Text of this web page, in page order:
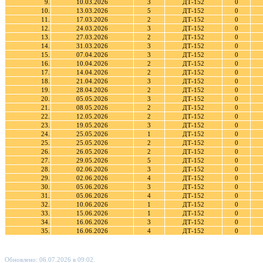
9. 10.03.2026 3 ДТ-152
0
10.
13.03.2026 5 ДТ-152
0
11.
17.03.2026 2 ДТ-152
0
12.
24.03.2026 3 ДТ-152
0
13.
27.03.2026 2 ДТ-152
0
14.
31.03.2026 3 ДТ-152
0
15.
07.04.2026 3 ДТ-152
0
16.
10.04.2026 2 ДТ-152
0
17.
14.04.2026 2 ДТ-152
0
18.
21.04.2026 3 ДТ-152
0
19.
28.04.2026 2 ДТ-152
0
20.
05.05.2026 3 ДТ-152
0
21.
08.05.2026 2 ДТ-152
0
22.
12.05.2026 2 ДТ-152
0
23.
19.05.2026 3 ДТ-152
0
24.
25.05.2026 1 ДТ-152
0
25.
25.05.2026 2 ДТ-152
0
26.
26.05.2026 2 ДТ-152
0
27.
29.05.2026 5 ДТ-152
0
28.
02.06.2026 3 ДТ-152
0
29.
02.06.2026 4 ДТ-152
0
30.
05.06.2026 3 ДТ-152
0
31.
05.06.2026 4 ДТ-152
0
32.
10.06.2026 1 ДТ-152
0
33.
15.06.2026 1 ДТ-152
0
34.
16.06.2026 3 ДТ-152
0
35.
16.06.2026 4 ДТ-152 0
Обновлено: 06.07.2026 в 09:02.